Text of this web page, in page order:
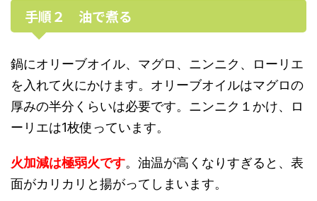
手順２ 油で煮る
鍋にオリーブオイル、マグロ、ニンニク、ローリエ
を入れて火にかけます。オリーブオイルはマグロの
厚みの半分くらいは必要です。ニンニク１かけ、ロ
ーリエは1枚使っています。
火加減は極弱火です。油温が高くなりすぎると、表
面がカリカリと揚がってしまいます。